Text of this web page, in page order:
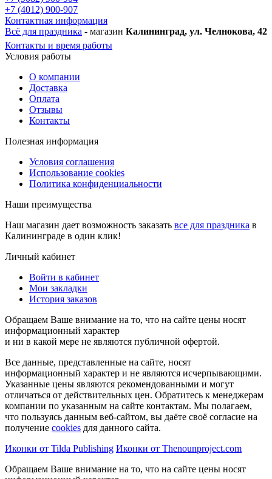
+7 (4012) 900-907
Контактная информация
Всё для праздника - магазин Калининград, ул. Челнокова, 42
Контакты и время работы
Условия работы
О компании
Доставка
Оплата
Отзывы
Контакты
Полезная информация
Условия соглашения
Использование cookies
Политика конфиденциальности
Наши преимущества
Наш магазин дает возможность заказать все для праздника в
Калининграде в один клик!
Личный кабинет
Войти в кабинет
Мои закладки
История заказов
Обращаем Ваше внимание на то, что на сайте цены носят
информационный характер
и ни в какой мере не являются публичной офертой.
Все данные, представленные на сайте, носят
информационный характер и не являются исчерпывающими.
Указанные цены являются рекомендованными и могут
отличаться от действительных цен. Обратитесь к менеджерам
компании по указанным на сайте контактам. Мы полагаем,
что пользуясь данным веб-сайтом, вы даёте своё согласие на
получение cookies для данного сайта.
Иконки от Tilda Publishing Иконки от Thenounproject.com
Обращаем Ваше внимание на то, что на сайте цены носят